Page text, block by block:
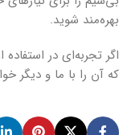
بهره‌مند شوید.
اگر تجربه‌ای در
که آن را با ما و دیگر